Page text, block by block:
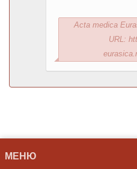
Acta medica
URL:
МЕНЮ